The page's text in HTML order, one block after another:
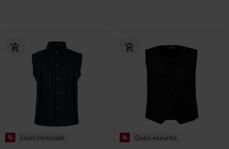
% Lacci intrecciati % Quasi esaurito